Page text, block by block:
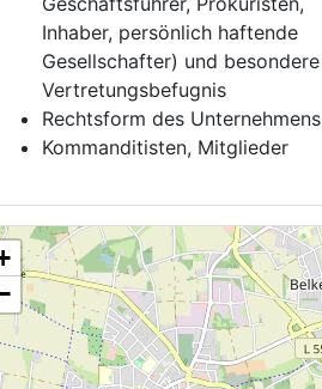
Inhaber, persönlich haftende
Gesellschafter) und besondere
Vertretungsbefugnis
Rechtsform des Unternehmens
Kommanditisten, Mitglieder